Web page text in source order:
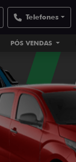
Telefones
PÓS VENDAS